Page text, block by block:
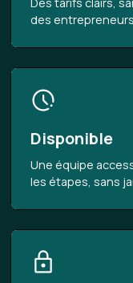
des
Disponible
Une équipe
les étapes, sans